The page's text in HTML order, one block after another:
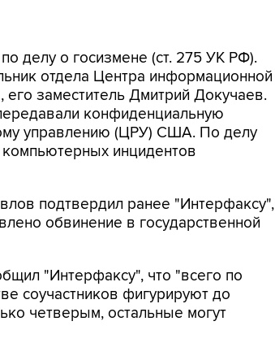
делу о госизмене (ст. 275 УК РФ).
отдела Центра информационной
заместитель Дмитрий Докучаев.
конфиденциальную
управлению (ЦРУ) США. По делу
компьютерных инцидентов
подтвердил ранее "Интерфаксу",
обвинение в государственной
"Интерфаксу", что "всего по
соучастников фигурируют до
четверым, остальные могут